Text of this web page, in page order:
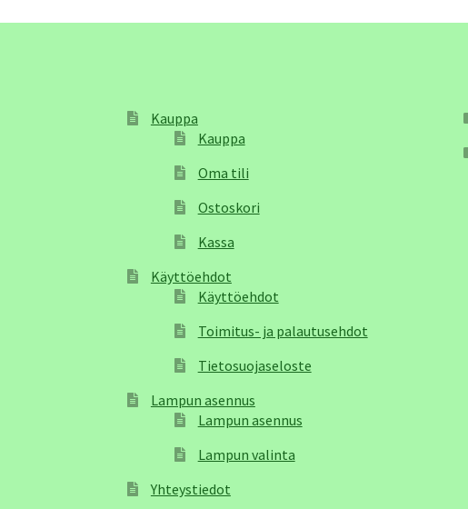
Kauppa
Kauppa
Oma tili
Ostoskori
Kassa
Käyttöehdot
Käyttöehdot
Toimitus- ja palautusehdot
Tietosuojaseloste
Lampun asennus
Lampun asennus
Lampun valinta
Yhteystiedot